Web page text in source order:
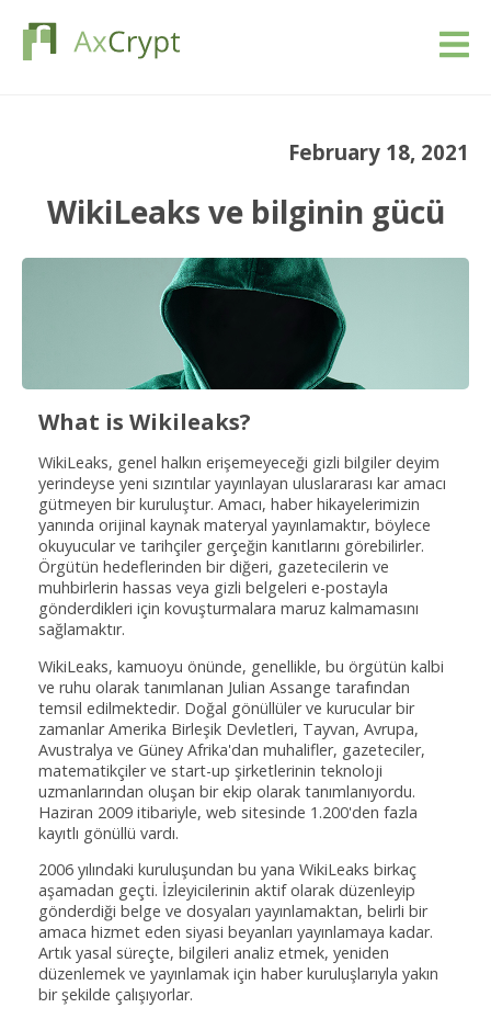
Blog
Giriş yap
February 18, 2021
WikiLeaks ve bilginin gücü
What is Wikileaks?
WikiLeaks, genel halkın erişemeyeceği gizli bilgiler deyim
yerindeyse yeni sızıntılar yayınlayan uluslararası kar amacı
gütmeyen bir kuruluştur. Amacı, haber hikayelerimizin
yanında orijinal kaynak materyal yayınlamaktır, böylece
okuyucular ve tarihçiler gerçeğin kanıtlarını görebilirler.
Örgütün hedeflerinden bir diğeri, gazetecilerin ve
muhbirlerin hassas veya gizli belgeleri e-postayla
gönderdikleri için kovuşturmalara maruz kalmamasını
sağlamaktır.
WikiLeaks, kamuoyu önünde, genellikle, bu örgütün kalbi
ve ruhu olarak tanımlanan Julian Assange tarafından
temsil edilmektedir. Doğal gönüllüler ve kurucular bir
zamanlar Amerika Birleşik Devletleri, Tayvan, Avrupa,
Avustralya ve Güney Afrika'dan muhalifler, gazeteciler,
matematikçiler ve start-up şirketlerinin teknoloji
uzmanlarından oluşan bir ekip olarak tanımlanıyordu.
Haziran 2009 itibariyle, web sitesinde 1.200'den fazla
kayıtlı gönüllü vardı.
2006 yılındaki kuruluşundan bu yana WikiLeaks birkaç
aşamadan geçti. İzleyicilerinin aktif olarak düzenleyip
gönderdiği belge ve dosyaları yayınlamaktan, belirli bir
amaca hizmet eden siyasi beyanları yayınlamaya kadar.
Artık yasal süreçte, bilgileri analiz etmek, yeniden
düzenlemek ve yayınlamak için haber kuruluşlarıyla yakın
bir şekilde çalışıyorlar.